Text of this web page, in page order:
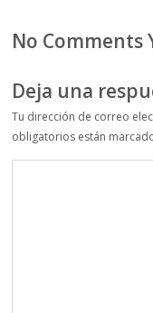
No Comments
Deja una
Tu dirección de correo
obligatorios están